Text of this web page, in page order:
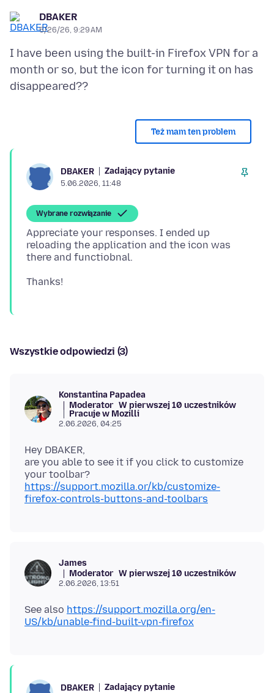
DBAKER
5/26/26, 9:29 AM
I have been using the built-in Firefox VPN for a
month or so, but the icon for turning it on has
Też mam ten problem
DBAKER Zadający pytanie
5.06.2026, 11:48
Wybrane rozwiązanie
Appreciate your responses. I ended up
reloading the application and the icon was
Wszystkie odpowiedzi (3)
Konstantina Papadea
Moderator W pierwszej 10 uczestników
Pracuje w Mozilli
2.06.2026, 04:25
Hey DBAKER,
are you able to see it if you click to customize
your toolbar?
https://support.mozilla.or/kb/customize-
firefox-controls-buttons-and-toolbars
James
Moderator W pierwszej 10 uczestników
2.06.2026, 13:51
See also https://support.mozilla.org/en-
US/kb/unable-find-built-vpn-firefox
DBAKER Zadający pytanie